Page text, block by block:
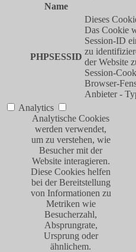
Name
PHPSESSID
Dieses
Das Cookie
Session-ID
zu
der Website
Session-
Browser-
Anbieter -
Analytics
Analytische Cookies
werden verwendet,
um zu verstehen, wie
Besucher mit der
Website interagieren.
Diese Cookies helfen
bei der Bereitstellung
von Informationen zu
Metriken wie
Besucherzahl,
Absprungrate,
Ursprung oder
ähnlichem.